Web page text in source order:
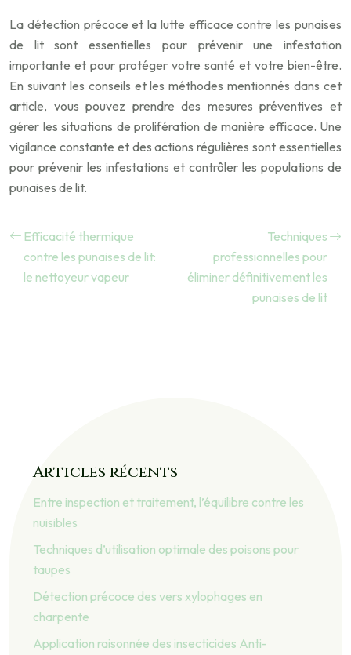
La détection précoce et la lutte efficace contre les punaises
de lit sont essentielles pour prévenir une infestation
importante et pour protéger votre santé et votre bien-être.
En suivant les conseils et les méthodes mentionnés dans cet
article, vous pouvez prendre des mesures préventives et
gérer les situations de prolifération de manière efficace. Une
vigilance constante et des actions régulières sont essentielles
pour prévenir les infestations et contrôler les populations de
punaises de lit.
Efficacité thermique
contre les punaises de lit:
le nettoyeur vapeur
Techniques
professionnelles pour
éliminer définitivement les
punaises de lit
Articles récents
Entre inspection et traitement, l’équilibre contre les
nuisibles
Techniques d’utilisation optimale des poisons pour
taupes
Détection précoce des vers xylophages en
charpente
Application raisonnée des insecticides Anti-